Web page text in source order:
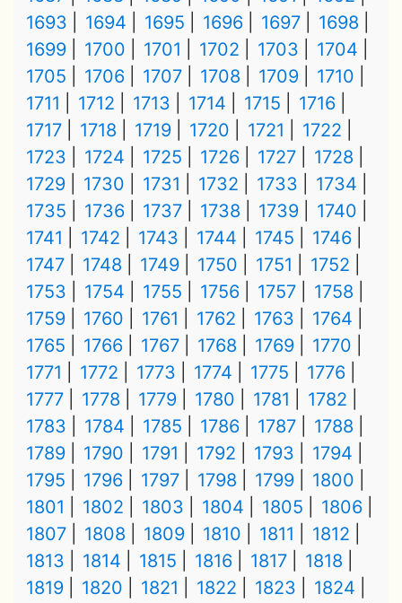
1693
1694 1695 1696 1697
1698
1699
1700 1701 1702 1703
1704
1705
1706 1707 1708 1709
1710
1711
1712 1713 1714 1715
1716
1717
1718 1719 1720 1721
1722
1723
1724 1725 1726 1727
1728
1729
1730 1731 1732 1733
1734
1735
1736 1737 1738 1739
1740
1741
1742 1743 1744 1745
1746
1747
1748 1749 1750 1751
1752
1753
1754 1755 1756 1757
1758
1759
1760 1761 1762 1763
1764
1765
1766 1767 1768 1769
1770
1771
1772 1773 1774 1775
1776
1777
1778 1779 1780 1781
1782
1783
1784 1785 1786 1787
1788
1789
1790 1791 1792 1793
1794
1795
1796 1797 1798 1799
1800
1801
1802 1803 1804 1805
1806
1807
1808 1809 1810 1811
1812
1813
1814 1815 1816 1817
1818
1819
1820 1821 1822 1823
1824